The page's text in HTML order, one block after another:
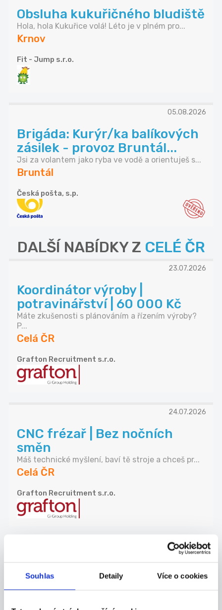
Souhlas Detaily Více o cookies
Obsluha kukuřičného bludiště
Hola, hola Kukuřice volá! Léto je v plném pro...
Krnov
Fit - Jump s.r.o.
05.08.2026
Brigáda: Kurýr/ka balíkových
zásilek - provoz Bruntál...
Jsi za volantem jako ryba ve vodě a orientuješ s...
Bruntál
Česká pošta, s.p.
DALŠÍ NABÍDKY Z CELÉ ČR
23.07.2026
Koordinátor výroby |
potravinářství | 60 000 Kč
Máte zkušenosti s plánováním a řízením výroby?
P...
Celá ČR
Grafton Recruitment s.r.o.
24.07.2026
CNC frézař | Bez nočních
směn
Máš technické myšlení, baví tě stroje a chceš pr...
Celá ČR
Grafton Recruitment s.r.o.
24.07.2026
nočních směn
Celá ČR